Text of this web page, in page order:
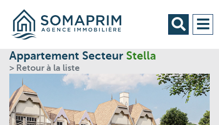
Appartement Secteur Stella
> Retour à la liste